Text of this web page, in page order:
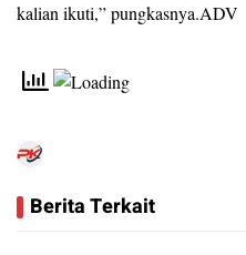
kalian ikuti,” pungkasnya.ADV
Berita Terkait